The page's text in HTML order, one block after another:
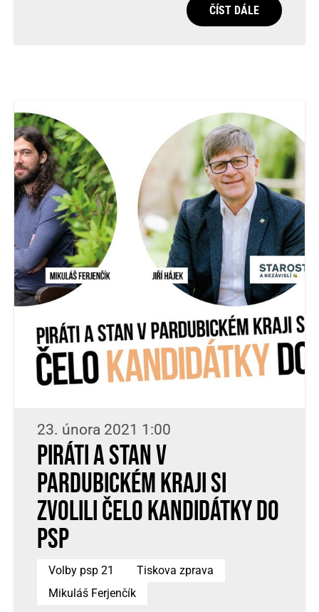
ČÍST DÁLE
23. února 2021 1:00
Piráti a STAN v
Pardubickém kraji si
zvolili čelo kandidátky do
PSP
Volby psp 21
Tiskova zprava
Mikuláš Ferjenčík